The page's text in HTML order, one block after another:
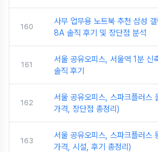
160
사무 업무용 노트북 추천 삼성
8A 솔직 후기 및 장단점 분석
161
서울 공유오피스, 서울역 1분 신
솔직 후기
162
서울 공유오피스, 스파크플러스
가격, 장단점 총정리)
163
서울 공유오피스, 스파크플러스
가격, 시설, 후기 총정리)